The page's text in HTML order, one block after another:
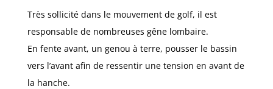
Très sollicité dans le mouvement de golf, il est
responsable de nombreuses gêne lombaire.
En fente avant, un genou à terre, pousser le bassin
vers l’avant afin de ressentir une tension en avant de
la hanche.